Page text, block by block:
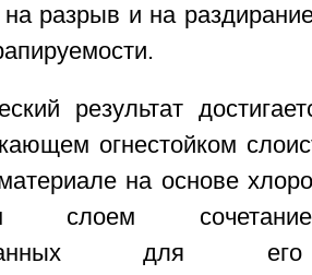
разрыв и на
результат
огнестойком
на основе
слоем
для его